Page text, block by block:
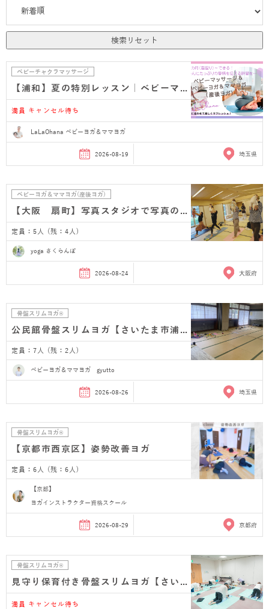
検索リセット
ベビーチャクラマッサージ
【浦和】夏の特別レッスン｜ベビーマッサージ＆ベビ…
満員 キャンセル待ち
LaLaOhana ベビーヨガ＆ママヨガ
2026-08-19 埼玉県
ベビーヨガ＆ママヨガ(産後ヨガ)
【大阪 扇町】写真スタジオで写真のプレゼント付き…
定員：5人 (残：4人)
yoga さくらんぼ
2026-08-24 大阪府
骨盤スリムヨガ®
公民館骨盤スリムヨガ【さいたま市浦和 産後ヨガ】
定員：7人 (残：2人)
ベビーヨガ＆ママヨガ gyutto
2026-08-26 埼玉県
骨盤スリムヨガ®
【京都市西京区】姿勢改善ヨガ
定員：6人 (残：6人)
【京都】
ヨガインストラクター資格スクール
2026-08-29 京都府
骨盤スリムヨガ®
見守り保育付き骨盤スリムヨガ【さいたま市浦和 産…
満員 キャンセル待ち